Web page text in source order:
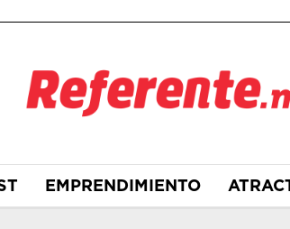
EMPRENDIMIENTO